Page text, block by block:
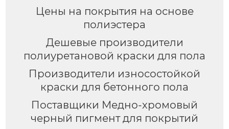
Цены на покрытия на основе
полиэстера
Дешевые производители
полиуретановой краски для пола
Производители износостойкой
краски для бетонного пола
Поставщики Медно-хромовый
черный пигмент для покрытий